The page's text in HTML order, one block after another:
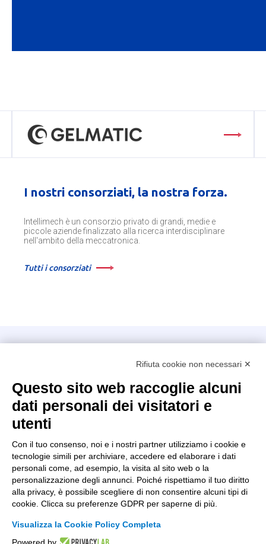
I nostri consorziati, la nostra forza.
Intellimech è un consorzio privato di grandi, medie e
piccole aziende finalizzato alla ricerca interdisciplinare
nell'ambito della meccatronica.
Tutti i consorziati
Kilometro Rosso innovation district
+39 035 0690366
info@intellimech.it
Copyright 2026, P.iva 03388700167
Seguici su
Lavora con noi
Rifiuta cookie non necessari ✕
Questo sito web raccoglie alcuni
dati personali dei visitatori e
utenti
Con il tuo consenso, noi e i nostri partner utilizziamo i cookie e
tecnologie simili per archiviare, accedere ed elaborare i dati
personali come, ad esempio, la visita al sito web o la
personalizzazione degli annunci. Poiché rispettiamo il tuo diritto
alla privacy, è possibile scegliere di non consentire alcuni tipi di
cookie. Clicca su preferenze GDPR per saperne di più.
Visualizza la Cookie Policy Completa